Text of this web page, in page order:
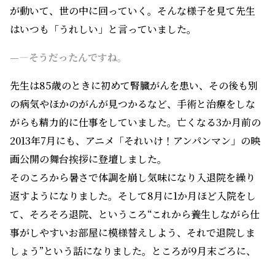
が動いて、世の中に回っていく。そんな様子を見て先生
はいつも「うれしい」と言っていました。
—―そうだったんですね。
先生は85歳のときに初めて腎臓がんを患い、その後も別
の病気やほかのがんが見つかるなど、手術と治療をしな
がらも精力的に仕事をしていました。亡くなる3か月前の
2013年7月にも、アニメ「それいけ！アンパンマン」の映
画公開の舞台挨拶に登壇しました。
そのころから暑さで体調を崩し気味になり入退院を繰り
返すようになりました。そして8月に1か月ほど入院をし
て、そろそろ退院、というころ“これから養生しながら仕
事がしやすいお部屋に模様替えしよう、それで退院しま
しょう”という話になりました。ところが9月末ごろに、